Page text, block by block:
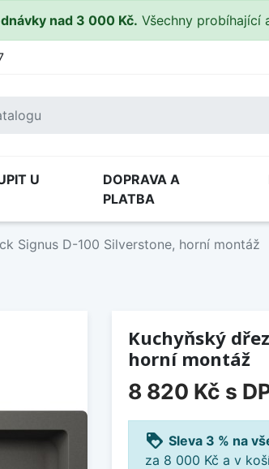
nad 3 000 Kč. Všechny probíhající
U
DOPRAVA A
PLATBA
Signus D-100 Silverstone, horní montáž
Kuchyňský
horní montáž
8 820 Kč s
loyalty Sleva 3 % na
za 8 000 Kč a v